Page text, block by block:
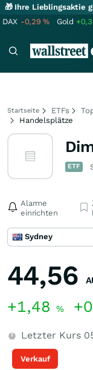
🎁 Ihre Lieblingsaktie
DAX -0,29% Gold
Startseite ETFs
Handelsplätze
ETF
Alarme
einrichten
Sydney
44,56
+1,48 %
Letzter Kurs
Verkauf